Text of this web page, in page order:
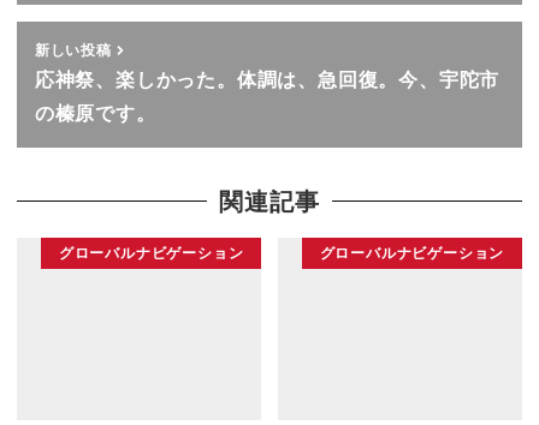
新しい投稿
応神祭、楽しかった。体調は、急回復。今、宇陀市
の榛原です。
関連記事
グローバルナビゲーション グローバルナビゲーション